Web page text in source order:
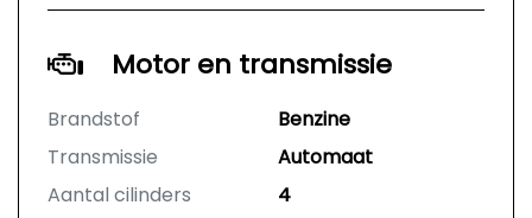
Motor en transmissie
Brandstof
Benzine
Transmissie
Automaat
Aantal cilinders
4